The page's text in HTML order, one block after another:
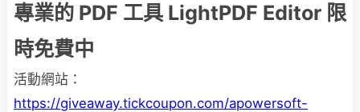
專業的 PDF 工具 LightPDF Editor 限
時免費中
活動網站：
https://giveaway.tickcoupon.com/apowersoft-